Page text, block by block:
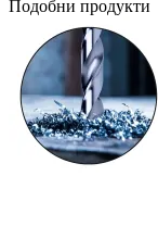
Подобни продукти